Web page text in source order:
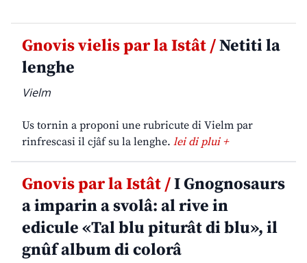
Gnovis vielis par la Istât /Netiti la
lenghe
Vielm
Us tornin a proponi une rubricute di Vielm par
rinfrescasi il cjâf su la lenghe. lei di plui +
Gnovis par la Istât /I Gnognosaurs
a imparin a svolâ: al rive in
edicule «Tal blu piturât di blu», il
gnûf album di colorâ